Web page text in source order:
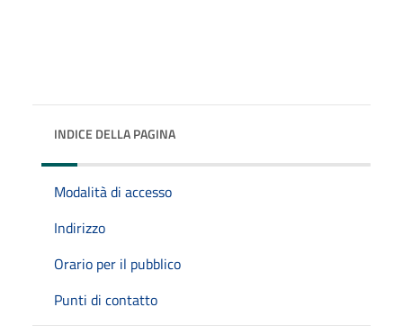
INDICE DELLA PAGINA
Modalità di accesso
Indirizzo
Orario per il pubblico
Punti di contatto